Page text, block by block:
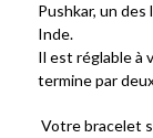
Pushkar, un des
Inde.
Il est réglable à
termine par
Votre bracelet